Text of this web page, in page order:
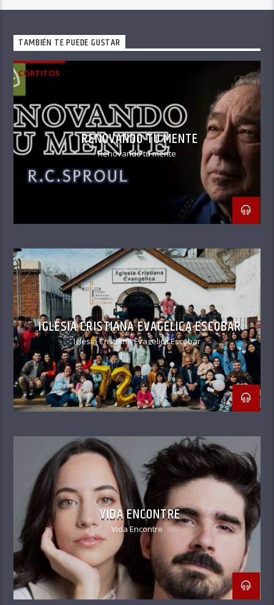
TAMBIÉN TE PUEDE GUSTAR
CORTITOS
RENOVANDO TU MENTE
Renovando tu mente
IGLESIA CRISTIANA EVAGELICA ESCOBAR
Iglesia Cristiana Evagelica Escobar
VIDA ENCONTRE
Vida Encontre